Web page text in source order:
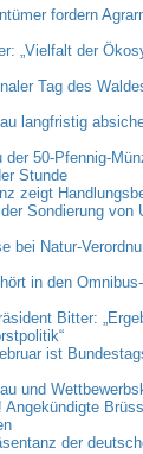
fordern
„Vielfalt der
Tag des
langfristig
50-Pfennig-
Stunde
zeigt
Sondierung
bei Natur-
in den
Bitter:
ist
und
der